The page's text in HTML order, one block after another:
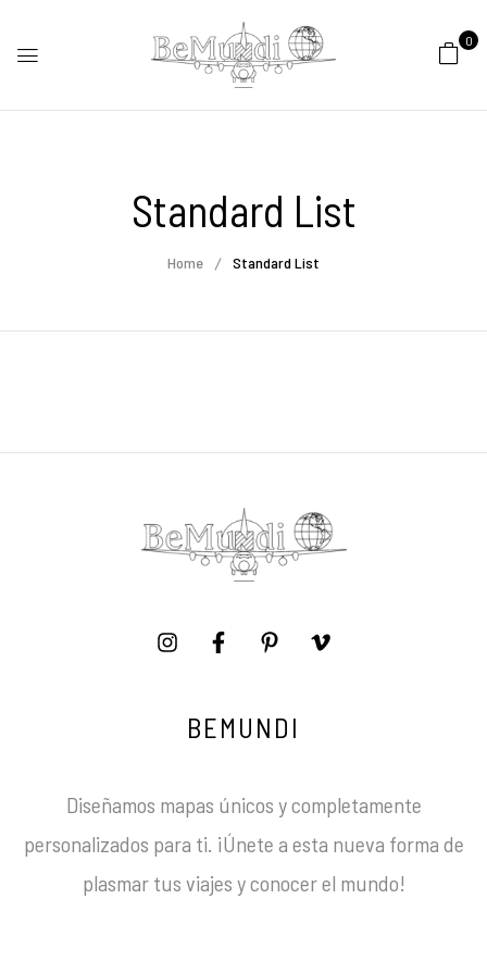
0
Standard List
Home Standard List
BEMUNDI
Diseñamos mapas únicos y completamente
personalizados para ti. ¡Únete a esta nueva forma de
plasmar tus viajes y conocer el mundo!